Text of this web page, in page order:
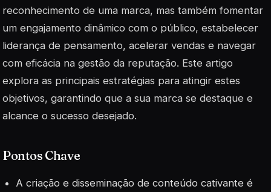
reconhecimento de uma marca, mas também fomentar
um engajamento dinâmico com o público, estabelecer
liderança de pensamento, acelerar vendas e navegar
com eficácia na gestão da reputação. Este artigo
explora as principais estratégias para atingir estes
objetivos, garantindo que a sua marca se destaque e
alcance o sucesso desejado.
Pontos Chave
A criação e disseminação de conteúdo cativante é